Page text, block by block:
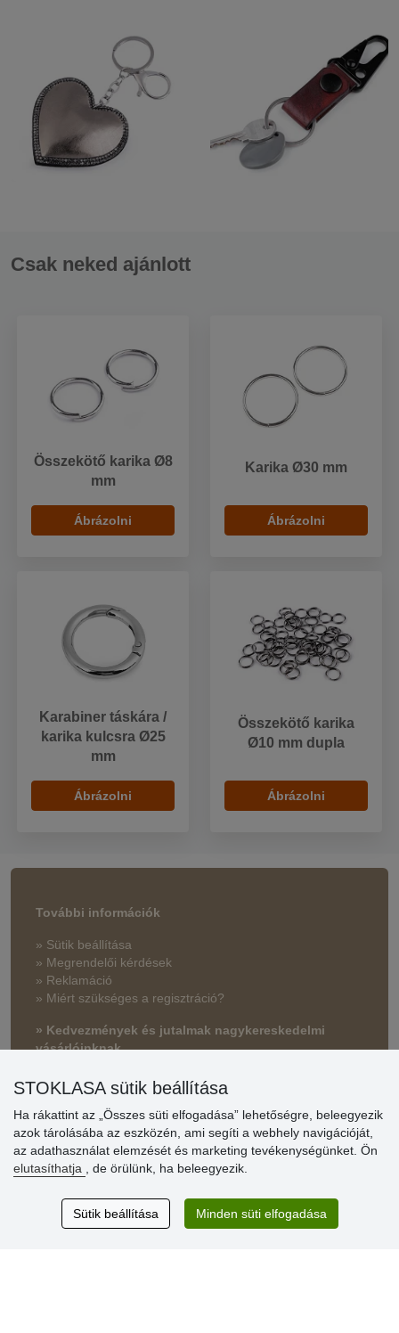
Csak neked ajánlott
Összekötő karika Ø8
mm
Ábrázolni
Karika Ø30 mm
Ábrázolni
Karabiner táskára /
karika kulcsra Ø25
mm
Ábrázolni
Összekötő karika
Ø10 mm dupla
Ábrázolni
További információk
» Sütik beállítása
» Megrendelői kérdések
» Reklamáció
» Miért szükséges a regisztráció?
» Kedvezmények és jutalmak nagykereskedelmi
vásárlóinknak
» Súgó
Vásárlók
értékelése
Excellent service
Thank you.
STOKLASA sütik beállítása
Ha rákattint az „Összes süti elfogadása” lehetőségre, beleegyezik
azok tárolásába az eszközén, ami segíti a webhely navigációját,
az adathasználat elemzését és marketing tevékenységünket. Ön
elutasíthatja
, de örülünk, ha beleegyezik.
Sütik beállítása Minden süti elfogadása